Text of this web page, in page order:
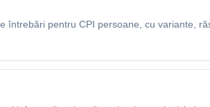
întrebări pentru CPI persoane, cu variante,